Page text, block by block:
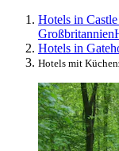
Hotels in
Großbritannien
Hotels in
Hotels mit